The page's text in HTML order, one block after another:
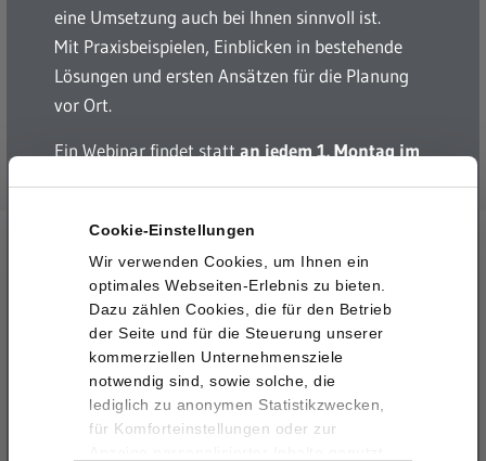
Cookie-Einstellungen
Wir verwenden Cookies, um Ihnen ein
optimales Webseiten-Erlebnis zu bieten.
Dazu zählen Cookies, die für den Betrieb
der Seite und für die Steuerung unserer
kommerziellen Unternehmensziele
notwendig sind, sowie solche, die
lediglich zu anonymen Statistikzwecken,
für Komforteinstellungen oder zur
Ihr Weg zum digitalen Wertstoffhof
Individuelle Konzeptionierung der Self-
Service Lösung für Ihren Wertstoffhof
eine Umsetzung auch bei Ihnen sinnvoll ist.
Mit Praxisbeispielen, Einblicken in bestehende
Lösungen und ersten Ansätzen für die Planung
vor Ort.
Ein Webinar findet statt an jedem 1. Montag im
Bitte wählen Sie einen oder mehrere der
folgenden Termine. Wir laden Sie anschließend
zum Webinar Ihrer Wahl ein.
Termine